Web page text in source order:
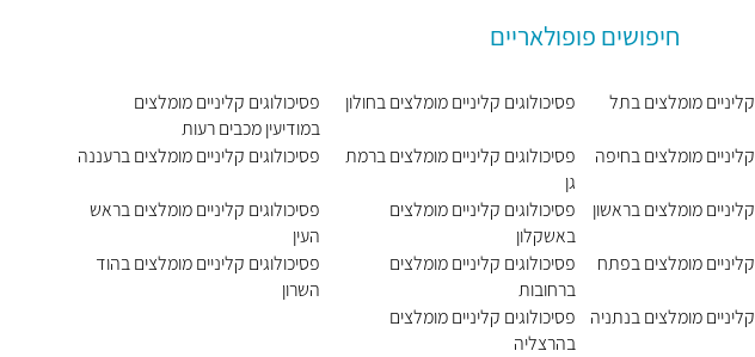
חיפושים פופולאריים
קליניים מומלצים בתל
קליניים מומלצים בחיפה
מומלצים בראשון
קליניים מומלצים בפתח
מומלצים בנתניה
פסיכולוגים קליניים מומלצים בחולון
פסיכולוגים קליניים מומלצים ברמת
גן
פסיכולוגים קליניים מומלצים
באשקלון
פסיכולוגים קליניים מומלצים
ברחובות
פסיכולוגים קליניים מומלצים
בהרצליה
פסיכולוגים קליניים מומלצים
במודיעין מכבים רעות
פסיכולוגים קליניים מומלצים ברעננה
פסיכולוגים קליניים מומלצים בראש
העין
פסיכולוגים קליניים מומלצים בהוד
השרון